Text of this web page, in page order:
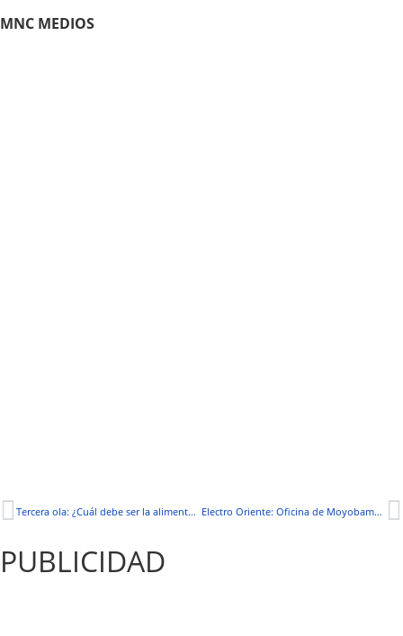
MNC MEDIOS
Tercera ola: ¿Cuál debe ser la alimentación para los contagiados por covid-19? Electro Oriente: Oficina de Moyobamba suspende su atención por contagios de Covid-19
PUBLICIDAD